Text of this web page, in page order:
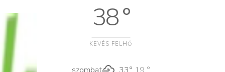
38 °
KEVÉS FELHŐ
szombat 33° 19 °